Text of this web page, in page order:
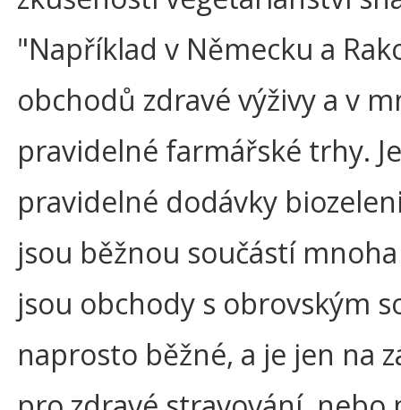
"Například v Německu a
obchodů zdravé výživy a v
pravidelné farmářské trhy.
pravidelné dodávky
jsou běžnou součástí
jsou obchody s obrovským
naprosto běžné, a je jen na